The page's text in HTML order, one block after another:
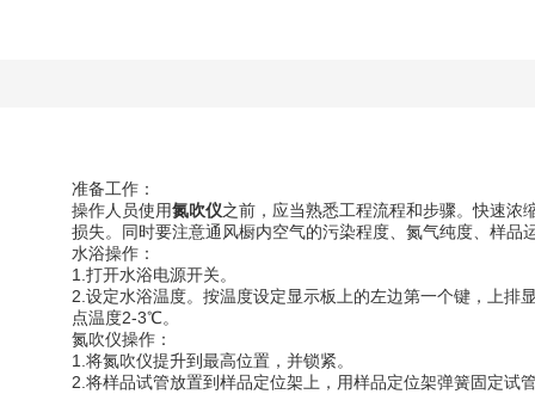
准备工作：
操作人员使用氮吹仪之前，应当熟悉工程流程和步骤。快速浓
损失。同时要注意通风橱内空气的污染程度、氮气纯度、样品
水浴操作：
1.打开水浴电源开关。
2.设定水浴温度。按温度设定显示板上的左边第一个键，上排
点温度2-3℃。
氮吹仪操作：
1.将氮吹仪提升到最高位置，并锁紧。
2.将样品试管放置到样品定位架上，用样品定位架弹簧固定